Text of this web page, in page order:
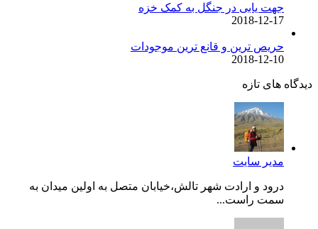
جهت یابی در جنگل به کمک خزه
2018-12-17
حریص ترین و قانع ترین موجودات
2018-12-10
دیدگاه های تازه
مدیر سایت
درود و ارادت شهر تالش،خیابان متصل به اولین میدان به
سمت راست...